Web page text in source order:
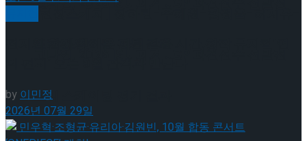
프리 스케이팅 경기 결과
by이민정
2026년 07월 29일